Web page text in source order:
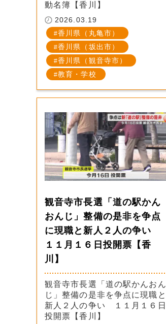
動名簿【香川】
2026.03.19
香川県（丸亀市）
香川県（坂出市）
香川県（観音寺市）
教育・学校
観音寺市長選「道の駅かん
おんじ」整備の是非を争点
に現職と新人２人の争い
１１月１６日投開票【香
川】
観音寺市長選「道の駅かんおん
じ」整備の是非を争点に現職と
新人２人の争い １１月１６日
投開票【香川】